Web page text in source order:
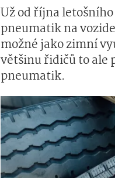
Už od října
pneumatik na
možné jako zimní
většinu řidičů to ale
pneumatik.